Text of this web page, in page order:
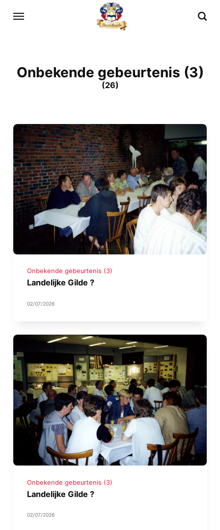
Onbekende gebeurtenis (3)
(26)
Onbekende gebeurtenis (3)
Landelijke Gilde ?
02/07/2026
Onbekende gebeurtenis (3)
Landelijke Gilde ?
02/07/2026